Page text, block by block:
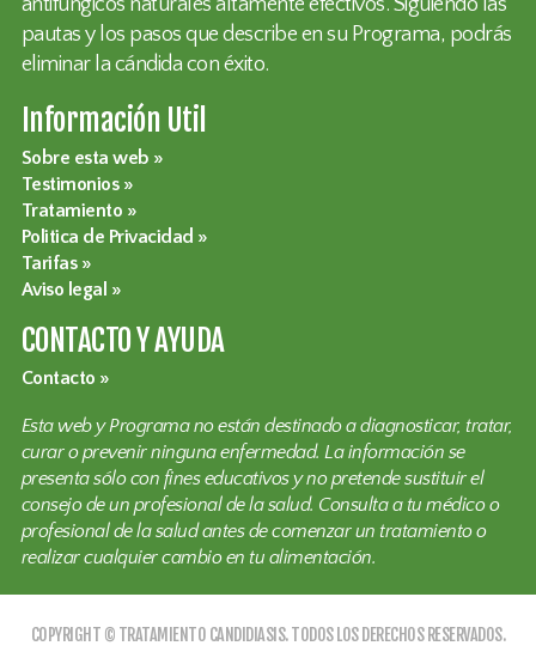
antifúngicos naturales altamente efectivos. Siguiendo las
pautas y los pasos que describe en su Programa, podrás
eliminar la cándida con éxito.
Información Util
Sobre esta web
Testimonios
Tratamiento
Politica de Privacidad
Tarifas
Aviso legal
CONTACTO Y AYUDA
Contacto
Esta web y Programa no están destinado a diagnosticar, tratar,
curar o prevenir ninguna enfermedad. La información se
presenta sólo con fines educativos y no pretende sustituir el
consejo de un profesional de la salud. Consulta a tu médico o
profesional de la salud antes de comenzar un tratamiento o
realizar cualquier cambio en tu alimentación.
COPYRIGHT © TRATAMIENTO CANDIDIASIS. TODOS LOS DERECHOS RESERVADOS.